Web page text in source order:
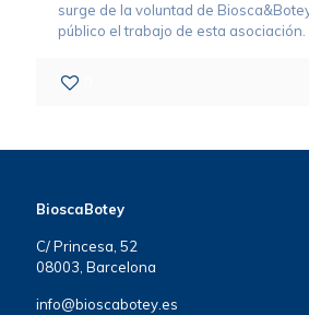
surge de la voluntad de
público el trabajo de esta asociación.
BioscaBotey
C/ Princesa, 52
08003, Barcelona
info@bioscabotey.es